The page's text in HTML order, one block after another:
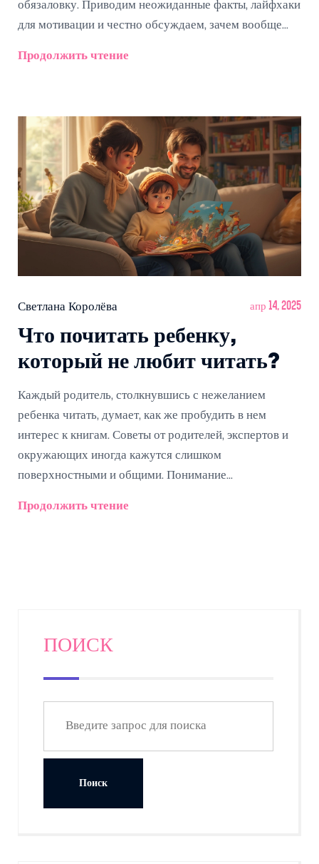
обязаловку. Приводим неожиданные факты, лайфхаки
для мотивации и честно обсуждаем, зачем вообще
и получать удовольствие от книги, а не просто
Продолжить чтение
Светлана Королёва апр 14, 2025
Что почитать ребенку,
который не любит читать?
Каждый родитель, столкнувшись с нежеланием
ребенка читать, думает, как же пробудить в нем
интерес к книгам. Советы от родителей, экспертов и
окружающих иногда кажутся слишком
поверхностными и общими. Понимание
это как искусство. Но нет ничего более
Продолжить чтение
ПОИСК